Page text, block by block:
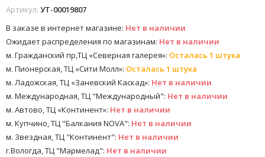
Артикул: УТ-00019807
В заказе в интернет магазине: Нет в наличии
Ожидает распределения по магазинам: Нет в наличии
м. Гражданский пр,ТЦ «Северная галерея»: Осталась 1 штука
м. Пионерская, ТЦ «Сити Молл»: Осталась 1 штука
м. Ладожская, ТЦ «Заневский Каскад»: Нет в наличии
м. Международная, ТЦ "Международный": Нет в наличии
м. Автово, ТЦ «Континент»: Нет в наличии
м. Купчино, ТЦ "Балкания NOVA": Нет в наличии
м. Звездная, ТЦ "Континент": Нет в наличии
г.Вологда, ТЦ "Мармелад": Нет в наличии